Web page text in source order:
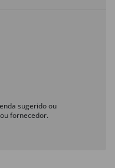
sugerido ou
fornecedor.